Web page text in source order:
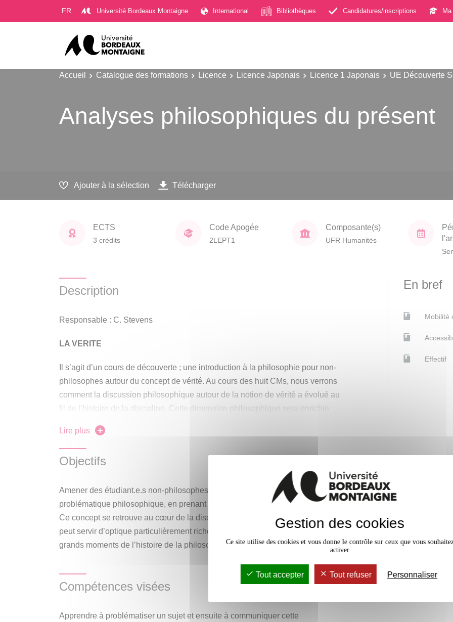
FR Université Bordeaux Montaigne International Bibliothèques Candidatures/inscriptions Ma
Accueil Catalogue des formations Licence Licence Japonais Licence 1 Japonais UE Découverte
Analyses philosophiques du présent
Ajouter à la sélection Télécharger
ECTS
3 crédits
Code Apogée
2LEPT1
Composante(s)
UFR Humanités
Description
Responsable : C. Stevens
LA VERITE
Il s’agit d’un cours de découverte ; une introduction à la philosophie pour non-
philosophes autour du concept de vérité. Au cours des huit CMs, nous verrons
comment la discussion philosophique autour de la notion de vérité a évolué au
fil de l’histoire de la discipline. Cette dimension philosophique sera enrichie
le christianisme, la Renaissance, les révolutions scientifiques, les deux guerres
mondiales, sans parler de notre propre moment historique, souvent appelé l’ère
de la « post-vérité ». Il s’agira de voir de quels outils conceptuels la philosophie
peut nous armer face à des situations réelles dont le sens nous échappe. De
cette manière, l’idée est de transmettre les bases de la philosophie, dans toute
sa diversité conceptuelle, comme quelque chose de pragmatique, apte à être
appliqué aux situations problématiques du monde réel.
Lire plus
Objectifs
Amener des étudiant.e.s non-philosophes à saisir ce que c’est qu’une
problématique philosophique, en prenant comme exemple le thème de la vérité.
Ce concept se retrouve au cœur de la discipline depuis ses débuts et à ce titre
peut servir d’optique particulièrement riche dans laquelle étudier quelques
grands moments de l’histoire de la philosophie.
Compétences visées
Apprendre à problématiser un sujet et ensuite à communiquer cette
En bref
Mobilité
Effectif
Gestion des cookies
Ce site utilise des cookies et vous donne le contrôle sur ceux que vous
activer
Tout accepter Tout refuser Personnaliser